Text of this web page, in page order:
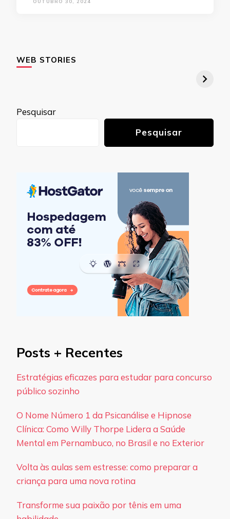
OUTUBRO 30, 2024
WEB STORIES
Pesquisar
Pesquisar
Posts + Recentes
Estratégias eficazes para estudar para concurso
público sozinho
O Nome Número 1 da Psicanálise e Hipnose
Clínica: Como Willy Thorpe Lidera a Saúde
Mental em Pernambuco, no Brasil e no Exterior
Volta às aulas sem estresse: como preparar a
criança para uma nova rotina
Transforme sua paixão por tênis em uma